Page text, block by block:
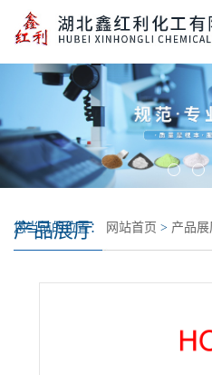
产品展厅
您当前的位置： 网站首页 > 产品展